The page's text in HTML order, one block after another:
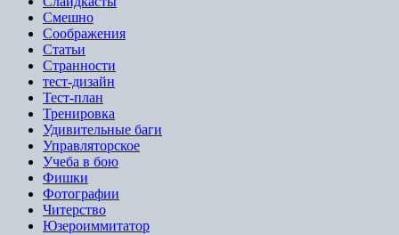
Смешно
Соображения
Статьи
Странности
тест-дизайн
Тест-план
Тренировка
Удивительные баги
Управляторское
Учеба в бою
Фишки
Фотографии
Читерство
Юзероиммитатор